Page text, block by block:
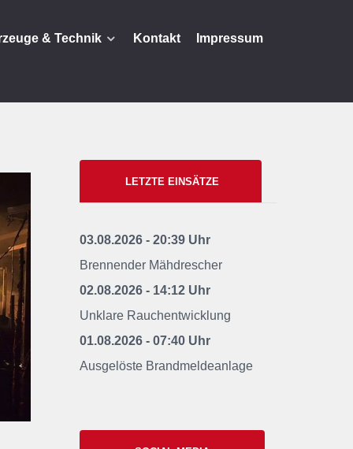
& Technik Kontakt Impressum
LETZTE EINSÄTZE
03.08.2026 - 20:39 Uhr
Brennender Mähdrescher
02.08.2026 - 14:12 Uhr
Unklare Rauchentwicklung
01.08.2026 - 07:40 Uhr
Ausgelöste Brandmeldeanlage